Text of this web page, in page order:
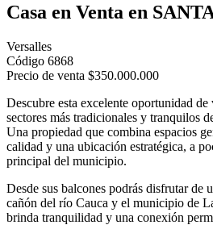
Casa en Venta en
Versalles
Código 6868
Precio de venta $350.000.000
Descubre esta excelente oportunidad
sectores más tradicionales y tranquilos
Una propiedad que combina espacios
calidad y una ubicación estratégica, a
principal del municipio.
Desde sus balcones podrás disfrutar de
cañón del río Cauca y el municipio de
brinda tranquilidad y una conexión